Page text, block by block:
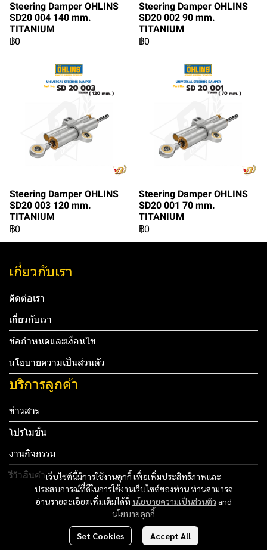
Steering Damper OHLINS
SD20 004 140 mm.
TITANIUM
฿0
Steering Damper OHLINS
SD20 002 90 mm.
TITANIUM
฿0
Steering Damper OHLINS
SD20 003 120 mm.
TITANIUM
฿0
Steering Damper OHLINS
SD20 001 70 mm.
TITANIUM
฿0
เว็บไซต์นี้มีการใช้งานคุกกี้ เพื่อเพิ่มประสิทธิภาพและ
ประสบการณ์ที่ดีในการใช้งานเว็บไซต์ของท่าน ท่านสามารถ
อ่านรายละเอียดเพิ่มเติมได้ที่ นโยบายความเป็นส่วนตัว and
นโยบายคุกกี้
Set Cookies Accept All
เกี่ยวกับเรา
ติดต่อเรา
เกี่ยวกับเรา
ข้อกำหนดและเงื่อนไข
นโยบายความเป็นส่วนตัว
บริการลูกค้า
ข่าวสาร
โปรโมชั่น
งานกิจกรรม
รีวิวสินค้า
Tel: 012 345 67890 Email: mail@yourdomain.com